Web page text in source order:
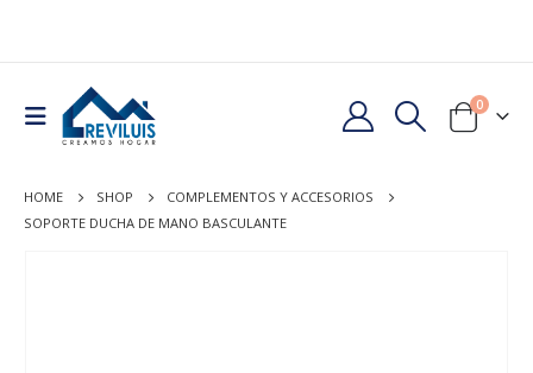
0
HOME SHOP
COMPLEMENTOS Y ACCESORIOS
SOPORTE DUCHA DE MANO BASCULANTE